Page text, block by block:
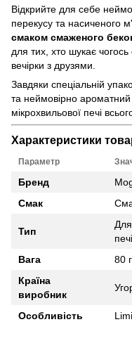
Відкрийте для себе
перекусу та насиченого
смаком смаженого
для тих, хто шукає
вечірки з друзями.
Завдяки спеціальній
та неймовірно ароматний
мікрохвильової печі
Характеристики
Параметр
Бренд
Смак
Тип
Для
печі
Вага
80 г
Країна
виробник
Особливість